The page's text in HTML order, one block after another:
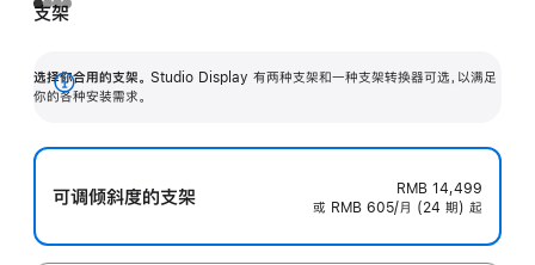
支架
选择你合用的支架。 Studio Display 有两种支架和一种支架转换器可选，以满足
你的各种安装需求。
展
可调倾斜度的支架
RMB 14,499
或 RMB 605/月 (24 期) 起